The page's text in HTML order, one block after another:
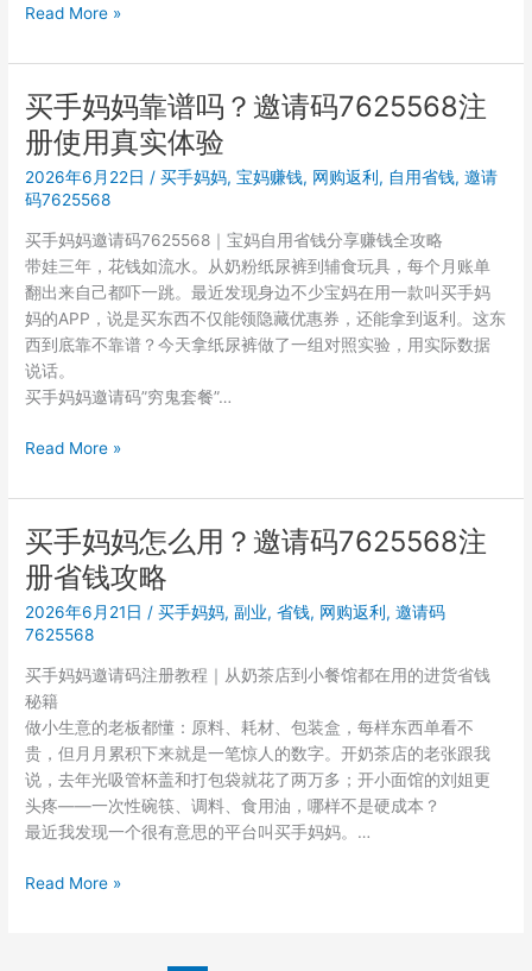
篇
所
有
操
作
买
妈
妈
邀
请
码
7625568
从
买
买
买
到
省
省
的
Read More »
买手妈妈靠谱吗？邀请码7625568注
册使用真实体验
2026年6月22日 /买手妈妈,宝妈赚钱, 网购返利 , 自用省钱,邀请
码7625568
买手妈妈邀请码7625568｜宝妈自用省钱分享赚钱全攻略
带娃三年，花钱如流水。从奶粉纸尿裤到辅食玩具，每个月账单
翻出来自己都吓一跳。最近发现身边不少宝妈在用一款叫买手妈
妈的APP，说是买东西不仅能领隐藏优惠券，还能拿到返利。这东
西到底靠不靠谱？今天拿纸尿裤做了一组对照实验，用实际数据
说话。
买手妈妈邀请码”穷鬼套餐”…
买
妈
妈
靠
谱
吗？
邀
码
7625568
注
册
使
用
真
体
Read More »
买手妈妈怎么用？邀请码7625568注
册省钱攻略
2026年6月21日 /买手妈妈,副业,省钱, 网购返利,邀请码
7625568
买手妈妈邀请码注册教程｜从奶茶店到小餐馆都在用的进货省钱
秘籍
做小生意的老板都懂：原料、耗材、包装盒，每样东西单看不
贵，但月月累积下来就是一笔惊人的数字。开奶茶店的老张跟我
说，去年光吸管杯盖和打包袋就花了两万多；开小面馆的刘姐更
头疼——一次性碗筷、调料、食用油，哪样不是硬成本？
最近我发现一个很有意思的平台叫买手妈妈。…
买
Read More »